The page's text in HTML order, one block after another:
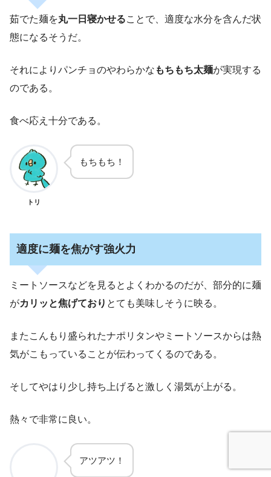
茹でた麺を丸一日寝かせることで、適度な水分を含んだ状
態になるそうだ。
それによりパンチョのやわらかな もちもち太麺が実現する
のである。
食べ応え十分である。
トリ
もちもち！
適度に麺を焦がす強火力
ミートソースなどを見るとよくわかるのだが、部分的に麺
がカリッと焦げており とても美味しそうに映る。
またこんもり盛られたナポリタンやミートソースからは熱
気がこもっていることが伝わってくるのである。
そしてやはり少し持ち上げると激しく湯気が上がる。
熱々で非常に良い。
アツアツ！